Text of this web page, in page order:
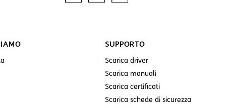
SUPPORTO
Scarica driver
Scarica manuali
Scarica certificati
Scarica schede di sicurezza